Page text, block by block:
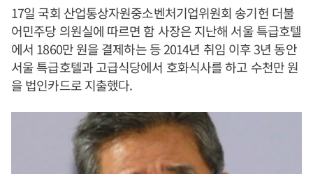
17일 국회 산업통상자원중소벤처기업위원회 송기헌 더불
어민주당 의원실에 따르면 함 사장은 지난해 서울 특급호텔
에서 1860만 원을 결제하는 등 2014년 취임 이후 3년 동안
서울 특급호텔과 고급식당에서 호화식사를 하고 수천만 원
을 법인카드로 지출했다.